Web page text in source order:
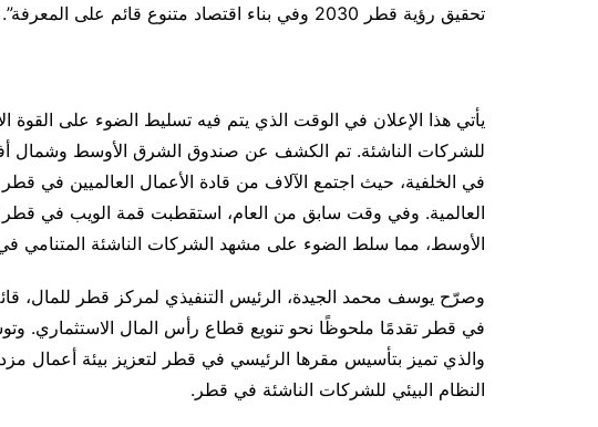
تحقيق رؤية قطر 2030 وفي بناء اقتصاد متنوع قائم على المعرفة”.
يأتي هذا الإعلان في الوقت الذي يتم فيه تسليط الضوء على القوة
للشركات الناشئة. تم الكشف عن صندوق الشرق الأوسط وشمال
في الخلفية، حيث اجتمع الآلاف من قادة الأعمال العالميين في
العالمية. وفي وقت سابق من العام، استقطبت قمة الويب في
الأوسط، مما سلط الضوء على مشهد الشركات الناشئة المتنامي
وصرّح يوسف محمد الجيدة، الرئيس التنفيذي لمركز قطر للمال،
في قطر تقدمًا ملحوظًا نحو تنويع قطاع رأس المال الاستثماري.
والذي تميز بتأسيس مقرها الرئيسي في قطر لتعزيز بيئة أعمال
النظام البيئي للشركات الناشئة في قطر.